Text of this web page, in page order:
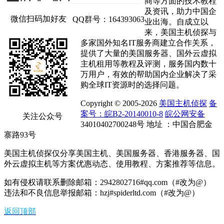
微信扫码加好友 QQ群号：164393063
关注公众号
及资讯，助力中国企
业出海。自成立以
来，美国主机侦探与
多家国外知名IT服务商建立合作关系，
提供了大量的美国服务器、国外云虚拟
主机租用等教程及评测，服务国内数十
万用户，有效的帮助国内企业解决了采
购全球IT资源时的选择问题。
Copyright © 2005-2026 美国主机侦探 备
案号：皖B2-20140010-8 皖公网安备
34010402700248号 地址 ：中国合肥金
寨路93号
美国主机侦探仅分享美国主机、美国服务器、香港服务器、国
外云虚拟主机等方案优惠动态、使用教程、方案推荐等信息。
如有侵权请联系删除邮箱：2942802716#qq.com（#改为@）
违法和不良信息举报邮箱：hzj#spiderltd.com（#改为@）
返回顶部